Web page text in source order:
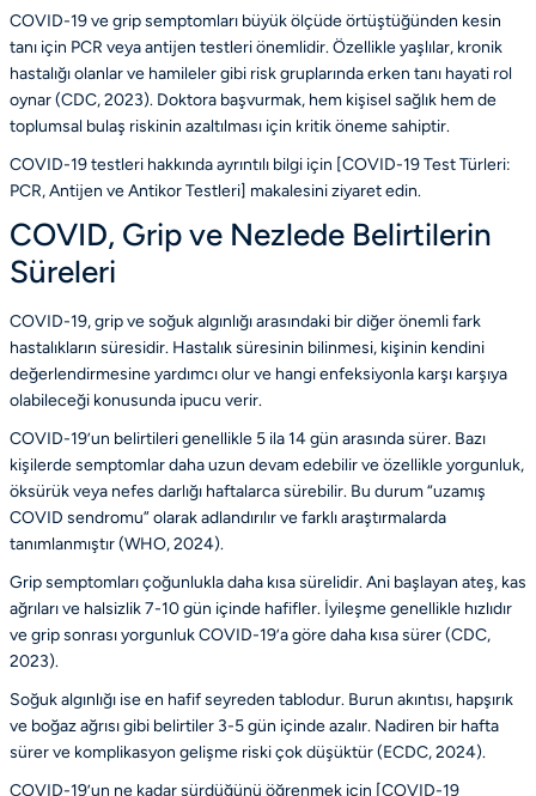
COVID-19 ve grip semptomları büyük ölçüde örtüştüğünden kesin
tanı için PCR veya antijen testleri önemlidir. Özellikle yaşlılar, kronik
hastalığı olanlar ve hamileler gibi risk gruplarında erken tanı hayati rol
oynar (CDC, 2023). Doktora başvurmak, hem kişisel sağlık hem de
toplumsal bulaş riskinin azaltılması için kritik öneme sahiptir.
COVID-19 testleri hakkında ayrıntılı bilgi için [COVID-19 Test Türleri:
PCR, Antijen ve Antikor Testleri] makalesini ziyaret edin.
COVID, Grip ve Nezlede Belirtilerin
Süreleri
COVID-19, grip ve soğuk algınlığı arasındaki bir diğer önemli fark
hastalıkların süresidir. Hastalık süresinin bilinmesi, kişinin kendini
değerlendirmesine yardımcı olur ve hangi enfeksiyonla karşı karşıya
olabileceği konusunda ipucu verir.
COVID-19’un belirtileri genellikle 5 ila 14 gün arasında sürer. Bazı
kişilerde semptomlar daha uzun devam edebilir ve özellikle yorgunluk,
öksürük veya nefes darlığı haftalarca sürebilir. Bu durum “uzamış
COVID sendromu” olarak adlandırılır ve farklı araştırmalarda
tanımlanmıştır (WHO, 2024).
Grip semptomları çoğunlukla daha kısa sürelidir. Ani başlayan ateş, kas
ağrıları ve halsizlik 7-10 gün içinde hafifler. İyileşme genellikle hızlıdır
ve grip sonrası yorgunluk COVID-19’a göre daha kısa sürer (CDC,
2023).
Soğuk algınlığı ise en hafif seyreden tablodur. Burun akıntısı, hapşırık
ve boğaz ağrısı gibi belirtiler 3-5 gün içinde azalır. Nadiren bir hafta
sürer ve komplikasyon gelişme riski çok düşüktür (ECDC, 2024).
COVID-19’un ne kadar sürdüğünü öğrenmek için [COVID-19